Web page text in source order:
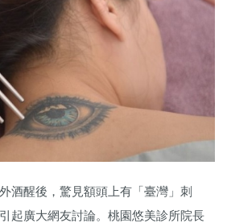
酒醒後，驚見額頭上有「臺灣」刺
起廣大網友討論。桃園悠美診所院長